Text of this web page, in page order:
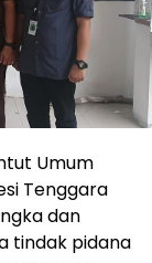
Umum
Tenggara
dan
tindak pidana